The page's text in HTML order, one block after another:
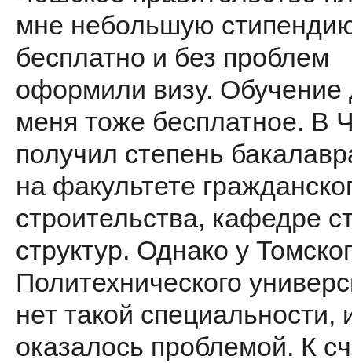
мне небольшую
бесплатно и без проблем
оформили визу. Обучение
меня тоже бесплатное. В
получил степень
на факультете
строительства, кафедре
структур. Однако у
Политехнического
нет такой специальности,
оказалось проблемой. К